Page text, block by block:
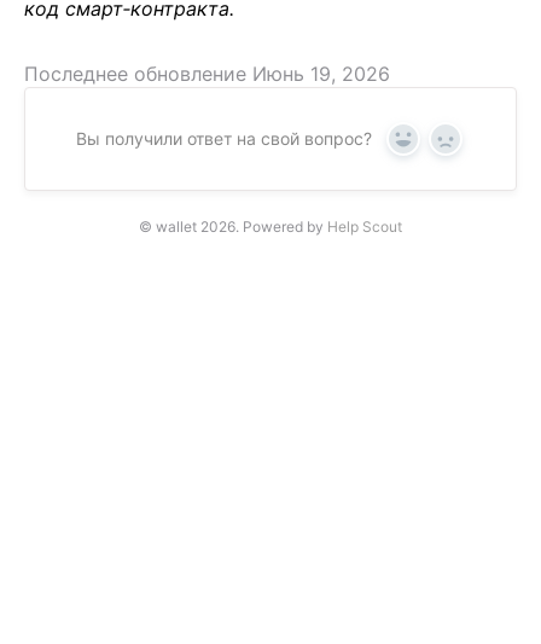
код смарт‑контракта.
Последнее обновление Июнь 19, 2026
Вы получили ответ на свой вопрос? Yes No
© wallet 2026. Powered by Help Scout